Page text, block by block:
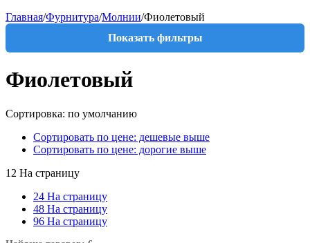
Главная/Фурнитура/Молнии/Фиолетовый
Показать фильтры
Фиолетовый
Сортировка: по умолчанию
Сортировать по цене: дешевые выше
Сортировать по цене: дорогие выше
12 На страницу
24 На страницу
48 На страницу
96 На страницу